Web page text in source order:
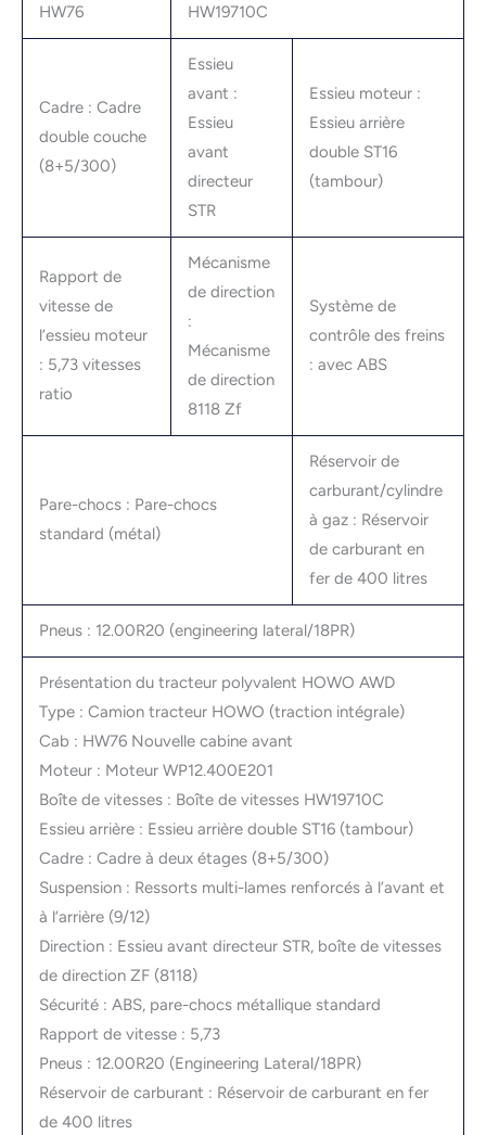
HW76 HW19710C
Cadre : Cadre
double couche
(8+5/300)
Essieu
avant :
Essieu
avant
directeur
STR
Essieu moteur :
Essieu arrière
double ST16
(tambour)
Rapport de
vitesse de
l’essieu moteur
: 5,73 vitesses
ratio
Mécanisme
de direction
:
Mécanisme
de direction
8118 Zf
Système de
contrôle des freins
: avec ABS
Pare-chocs : Pare-chocs
standard (métal)
Réservoir de
carburant/cylindre
à gaz : Réservoir
de carburant en
fer de 400 litres
Pneus : 12.00R20 (engineering lateral/18PR)
Présentation du tracteur polyvalent HOWO AWD
Type : Camion tracteur HOWO (traction intégrale)
Cab : HW76 Nouvelle cabine avant
Moteur : Moteur WP12.400E201
Boîte de vitesses : Boîte de vitesses HW19710C
Essieu arrière : Essieu arrière double ST16 (tambour)
Cadre : Cadre à deux étages (8+5/300)
Suspension : Ressorts multi-lames renforcés à l’avant et
à l’arrière (9/12)
Direction : Essieu avant directeur STR, boîte de vitesses
de direction ZF (8118)
Sécurité : ABS, pare-chocs métallique standard
Rapport de vitesse : 5,73
Pneus : 12.00R20 (Engineering Lateral/18PR)
Réservoir de carburant : Réservoir de carburant en fer
de 400 litres